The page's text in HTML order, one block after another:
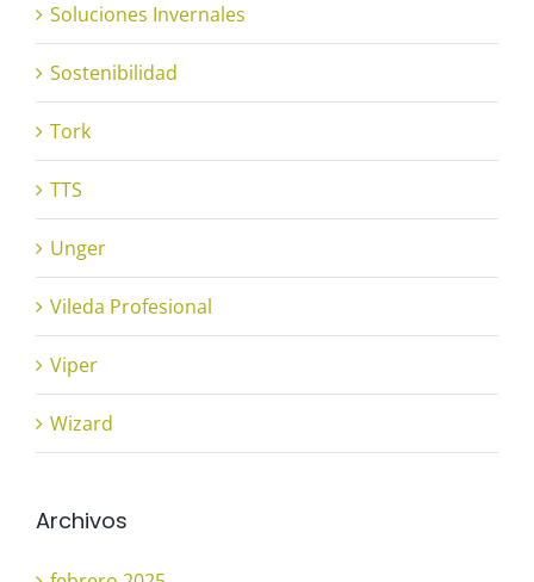
Soluciones Invernales
Sostenibilidad
Tork
TTS
Unger
Vileda Profesional
Viper
Wizard
Archivos